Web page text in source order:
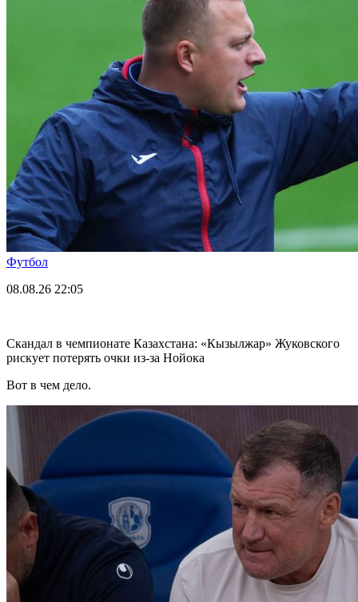
Футбол
08.08.26 22:05
Скандал в чемпионате Казахстана: «Кызылжар» Жуковского
рискует потерять очки из-за Нойока
Вот в чем дело.